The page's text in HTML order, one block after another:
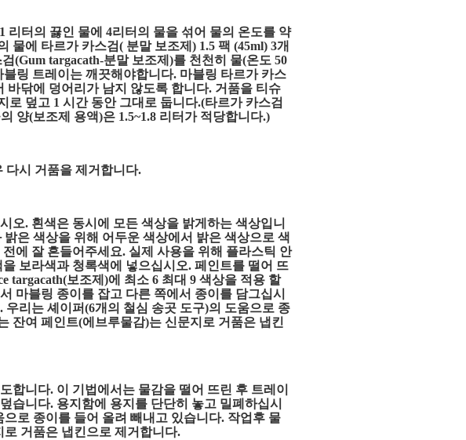
리터의 끓인 물에 4리터의 물을 섞어 물의 온도를 약
물에 타르가 카스검( 분말 보조제) 1.5 팩 (45ml) 3개
(Gum targacath-분말 보조제)를 천천히 물(온도 50
링 트레이는 깨끗해야합니다. 마블링 타르가 카스
닦에 덩어리가 남지 않도록 합니다. 거품을 티슈
덮고 1 시간 동안 그대로 둡니다.(타르가 카스검
양(보조제 용액)은 1.5~1.8 리터가 적당합니다.)
다시 거품을 제거합니다.
오. 흰색은 동시에 모든 색상을 밝게하는 색상입니
은 색상을 위해 어두운 색상에서 밝은 색상으로 색
에 잘 흔들어주세요. 실제 사용을 위해 플라스틱 안
보라색과 청록색에 넣으십시오. 페인트를 떨어 뜨
targacath(보조제)에 최소 6 최대 9 색상을 적용 할
마블링 종이를 잡고 다른 쪽에서 종이를 담그십시
리는 셰이퍼(6개의 철심 송곳 도구)의 도움으로 종
잔여 페인트(에브루물감)는 신문지로 거품은 냅킨
합니다. 이 기법에서는 물감을 떨어 뜨린 후 트레이
습니다. 용지함에 용지를 단단히 놓고 밀폐하십시
로 종이를 들어 올려 빼내고 있습니다. 작업후 물
거품은 냅킨으로 제거합니다.